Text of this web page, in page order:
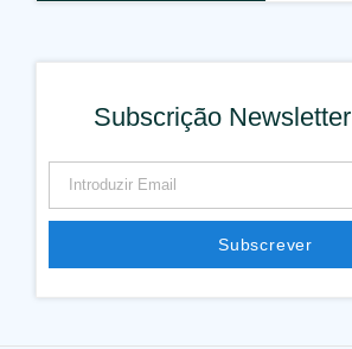
Subscrição Newsletter
Subscrever